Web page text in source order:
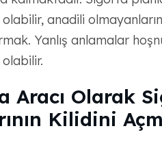
anadili olmayanların
Yanlış anlamalar
Aracı Olarak
Kilidini